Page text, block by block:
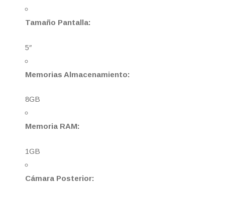
Tamaño Pantalla:
5″
Memorias Almacenamiento:
8GB
Memoria RAM:
1GB
Cámara Posterior: